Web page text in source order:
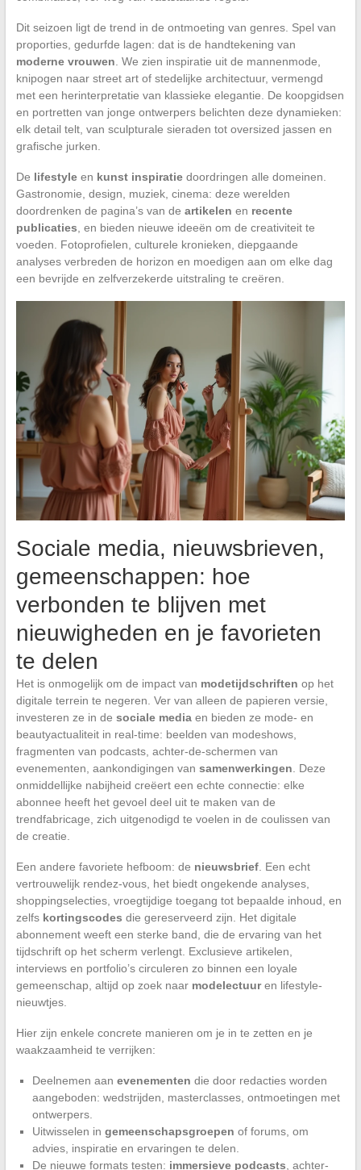
Dit seizoen ligt de trend in de ontmoeting van genres. Spel van
proporties, gedurfde lagen: dat is de handtekening van
moderne vrouwen . We zien inspiratie uit de mannenmode,
knipogen naar street art of stedelijke architectuur, vermengd
met een herinterpretatie van klassieke elegantie. De koopgidsen
en portretten van jonge ontwerpers belichten deze dynamieken:
elk detail telt, van sculpturale sieraden tot oversized jassen en
grafische jurken.
De lifestyleen kunst inspiratiedoordringen alle domeinen.
Gastronomie, design, muziek, cinema: deze werelden
doordrenken de pagina’s van de artikelen en recente
publicaties , en bieden nieuwe ideeën om de creativiteit te
voeden. Fotoprofielen, culturele kronieken, diepgaande
analyses verbreden de horizon en moedigen aan om elke dag
een bevrijde en zelfverzekerde uitstraling te creëren.
Sociale media, nieuwsbrieven,
gemeenschappen: hoe
verbonden te blijven met
nieuwigheden en je favorieten
te delen
Het is onmogelijk om de impact van modetijdschriften op het
digitale terrein te negeren. Ver van alleen de papieren versie,
investeren ze in de sociale mediaen bieden ze mode- en
beautyactualiteit in real-time: beelden van modeshows,
fragmenten van podcasts, achter-de-schermen van
evenementen, aankondigingen van samenwerkingen . Deze
onmiddellijke nabijheid creëert een echte connectie: elke
abonnee heeft het gevoel deel uit te maken van de
trendfabricage, zich uitgenodigd te voelen in de coulissen van
de creatie.
Een andere favoriete hefboom: de nieuwsbrief. Een echt
vertrouwelijk rendez-vous, het biedt ongekende analyses,
shoppingselecties, vroegtijdige toegang tot bepaalde inhoud, en
zelfs kortingscodes die gereserveerd zijn. Het digitale
abonnement weeft een sterke band, die de ervaring van het
tijdschrift op het scherm verlengt. Exclusieve artikelen,
interviews en portfolio’s circuleren zo binnen een loyale
gemeenschap, altijd op zoek naar modelectuuren lifestyle-
nieuwtjes.
Hier zijn enkele concrete manieren om je in te zetten en je
waakzaamheid te verrijken:
Deelnemen aan evenementen die door redacties worden
aangeboden: wedstrijden, masterclasses, ontmoetingen met
ontwerpers.
Uitwisselen in gemeenschapsgroepen of forums, om
advies, inspiratie en ervaringen te delen.
De nieuwe formats testen: immersieve podcasts , achter-